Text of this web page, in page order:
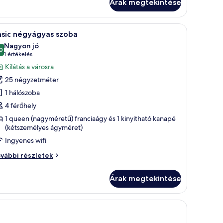
Árak megtekintése
egy ágy, egy íróasztal, egy szék, egy asztal, valamint egy erkély, ahonnan
Egy szállodai szoba két egyágyas ággyal,
5 négyágyas szoba
ből 8,0
Nagyon jó
1 értékelés
(1
értékelés)
Kilátás a városra
25 négyzetméter
1 hálószoba
4 férőhely
1 queen (nagyméretű) franciaágy és 1 kinyitható kanapé
(kétszemélyes ágyméret)
Ingyenes wifi
részletek
Árak megtekintése
egy ágy, egy íróasztal székkkel, egy televízió és egy ablak, amelyen